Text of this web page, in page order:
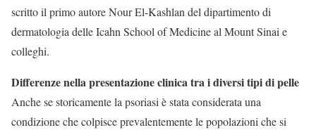
scritto il primo autore Nour El-Kashlan del dipartimento di
dermatologia delle Icahn School of Medicine al Mount Sinai e
colleghi.
Differenze nella presentazione clinica tra i diversi tipi di pelle
Anche se storicamente la psoriasi è stata considerata una
condizione che colpisce prevalentemente le popolazioni che si